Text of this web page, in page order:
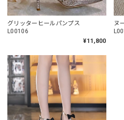
グリッターヒールパンプス
L00106
¥11,800
ヌ